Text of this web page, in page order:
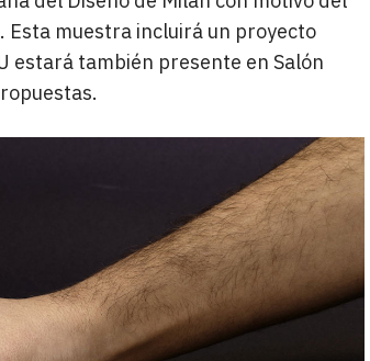
Esta muestra incluirá un proyecto
estará también presente en Salón